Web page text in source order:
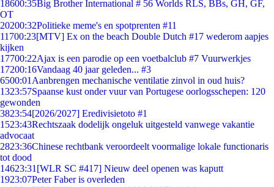
18600:35Big Brother International # 56 Worlds RLS, BBs, GH, GF,
OT
20200:32Politieke meme's en spotprenten #11
11700:23[MTV] Ex on the beach Double Dutch #17 wederom aapjes
kijken
17700:22Ajax is een parodie op een voetbalclub #7 Vuurwerkjes
17200:16Vandaag 40 jaar geleden... #3
6500:01 Aanbrengen mechanische ventilatie zinvol in oud huis?
1323:57Spaanse kust onder vuur van Portugese oorlogsschepen: 120
gewonden
3823:54[2026/2027] Eredivisietoto #1
1523:43Rechtszaak dodelijk ongeluk uitgesteld vanwege vakantie
advocaat
2823:36Chinese rechtbank veroordeelt voormalige lokale functionaris
tot dood
14623:31 [WLR SC #417] Nieuw deel openen was kaputt
1923:07Peter Faber is overleden